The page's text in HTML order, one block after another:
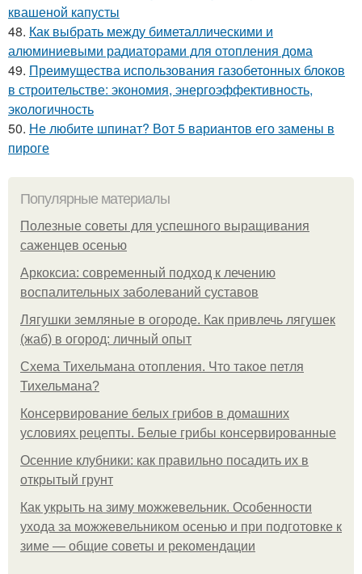
квашеной капусты
48. Как выбрать между биметаллическими и
алюминиевыми радиаторами для отопления дома
49. Преимущества использования газобетонных блоков
в строительстве: экономия, энергоэффективность,
экологичность
50. Не любите шпинат? Вот 5 вариантов его замены в
пироге
Популярные материалы
Полезные советы для успешного выращивания
саженцев осенью
Аркоксиа: современный подход к лечению
воспалительных заболеваний суставов
Лягушки земляные в огороде. Как привлечь лягушек
(жаб) в огород: личный опыт
Схема Тихельмана отопления. Что такое петля
Тихельмана?
Консервирование белых грибов в домашних
условиях рецепты. Белые грибы консервированные
Осенние клубники: как правильно посадить их в
открытый грунт
Как укрыть на зиму можжевельник. Особенности
ухода за можжевельником осенью и при подготовке к
зиме — общие советы и рекомендации